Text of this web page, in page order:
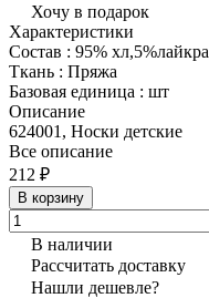
Хочу в подарок
Характеристики
Состав : 95% хл,5%лайкра
Ткань : Пряжа
Базовая единица : шт
Описание
624001, Носки детские
Все описание
212 ₽
В корзину
В наличии
Рассчитать доставку
Нашли дешевле?